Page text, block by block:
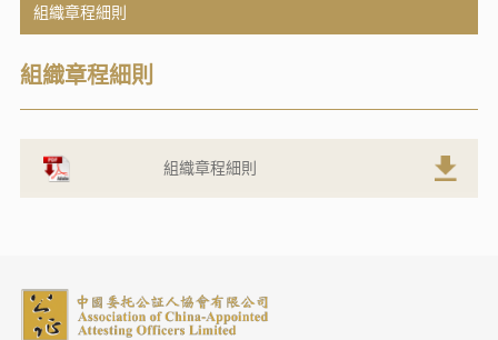
組織章程細則
組織章程細則
組織章程細則